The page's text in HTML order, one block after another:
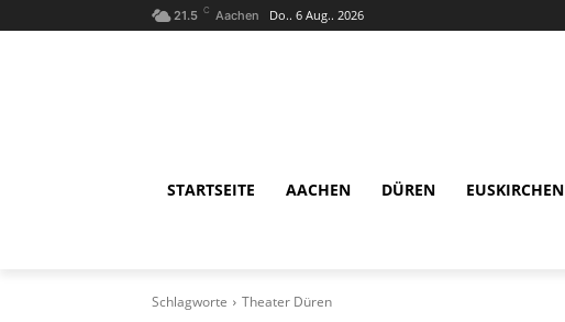
21.5 C Aachen Do.. 6 Aug.. 2026
STARTSEITE AACHEN DÜREN EUSKIRCHEN
Schlagworte Theater Düren